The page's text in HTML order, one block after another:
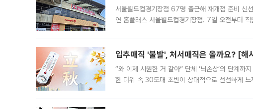
서울월드컵경기장점 67명 출근해 재개점 준비 신
연 홈플러스 서울월드컵경기장점. 7일 오전부터
입추매직 '불발', 처서매직은 올까요? [해
“와 이제 시원한 거 같아” 단체 ‘뇌손상’의 단계
한 더위 속 30도대 초반이 상대적으로 선선하게